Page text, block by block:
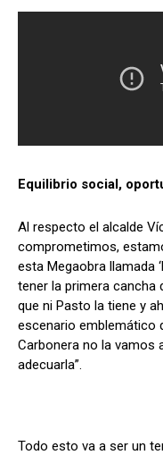
Equilibrio social,
Al respecto el alcalde
comprometimos,
esta Megaobra llamada
tener la primera cancha
que ni Pasto la tiene y
escenario emblemático
Carbonera no la vamos
adecuarla”.
Todo esto va a ser un